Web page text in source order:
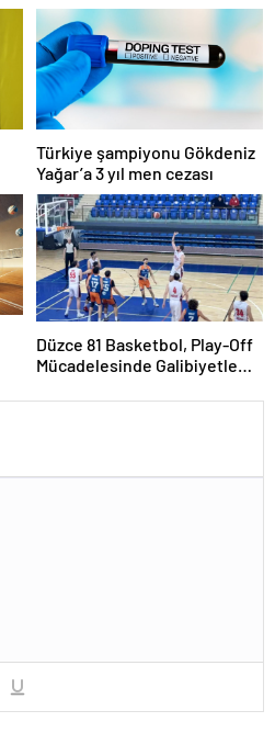
Türkiye şampiyonu Gökdeniz
Yağar’a 3 yıl men cezası
Düzce 81 Basketbol, Play-Off
Mücadelesinde Galibiyetle